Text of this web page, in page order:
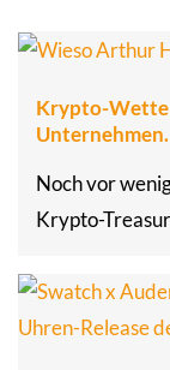
Krypto-Wette
Noch vor
Krypto-